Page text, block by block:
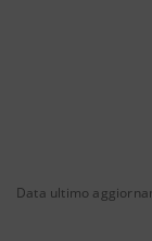
Data ultimo